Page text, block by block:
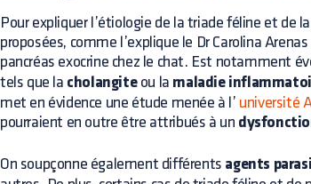
Pour expliquer l’étiologie de la triade féline et de
proposées, comme l’explique le Dr Carolina
pancréas exocrine chez le chat. Est notamment
tels que la cholangiteou la maladie
met en évidence une étude menée à l’ université
pourraient en outre être attribués à un
On soupçonne également différents agents